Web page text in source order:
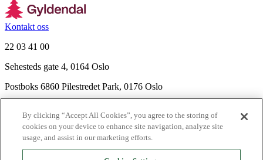
Kontakt oss
22 03 41 00
Sehesteds gate 4, 0164 Oslo
Postboks 6860 Pilestredet Park, 0176 Oslo
Nyhetsbrev
Ledige stillinger
Send inn manus
By clicking “Accept All Cookies”, you agree to the storing of
cookies on your device to enhance site navigation, analyze site
usage, and assist in our marketing efforts.